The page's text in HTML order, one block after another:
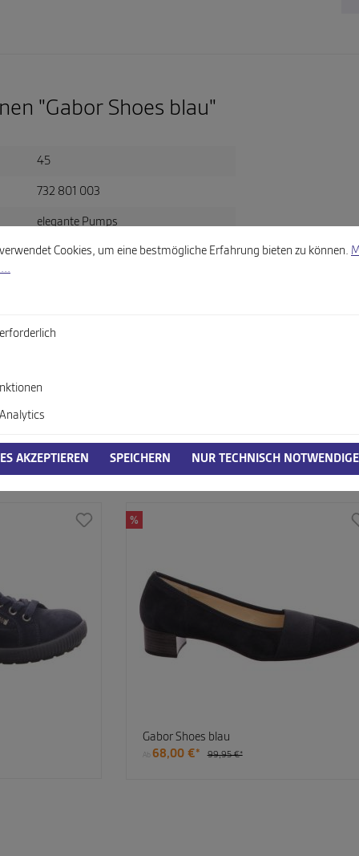
"Gabor Shoes blau"
45
732 801 003
elegante Pumps
blau
%
Gabor Shoes blau
Ab 68,00 €* 99,95 €*
Cookies, um eine bestmögliche Erfahrung bieten zu können.
AKZEPTIEREN SPEICHERN NUR TECHNISCH NOTWENDIGE